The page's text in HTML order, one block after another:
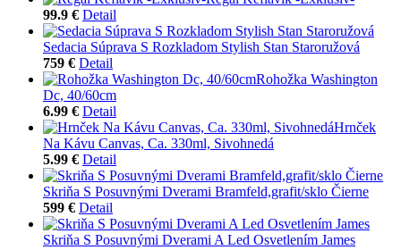
99.9 € Detail
Sedacia Súprava S Rozkladom Stylish Stan Staroružová
759 € Detail
Rohožka Washington
Dc, 40/60cm
6.99 € Detail
Hrnček
Na Kávu Canvas, Ca. 330ml, Sivohnedá
5.99 € Detail
Skriňa S Posuvnými Dverami Bramfeld,grafit/sklo Čierne
599 € Detail
Skriňa S Posuvnými Dverami A Led Osvetlením James